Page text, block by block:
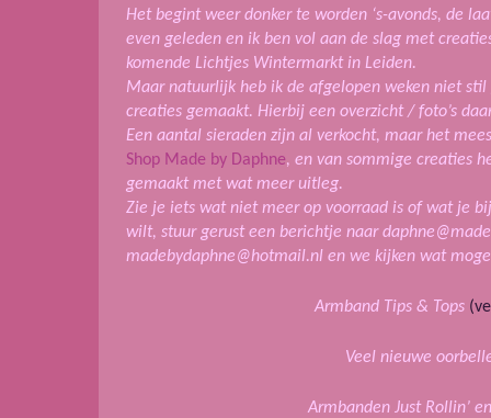
Het begint weer donker te worden ‘s-avonds, de
even geleden en ik ben vol aan de slag met
komende Lichtjes Wintermarkt in Leiden.
Maar natuurlijk heb ik de afgelopen weken niet
creaties gemaakt. Hierbij een overzicht / foto’s
Een aantal sieraden zijn al verkocht, maar het
Shop Made by Daphne, en van sommige creaties
gemaakt met wat meer uitleg.
Zie je iets wat niet meer op voorraad is of wat je
wilt, stuur gerust een berichtje naar
madebydaphne@hotmail.nl en we kijken wat
Armband Tips & Tops
Veel nieuwe
Armbanden Just Rollin’